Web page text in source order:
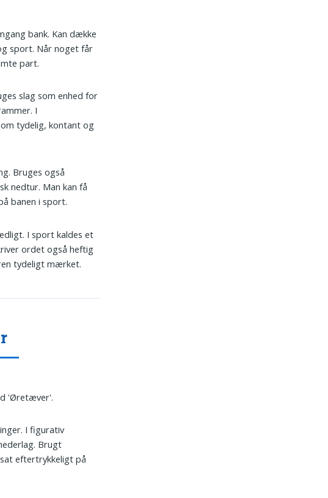
bank. Kan dække
sport. Når noget får
part.
slag som enhed for
I
tydelig, kontant og
Bruges også
nedtur. Man kan få
banen i sport.
I sport kaldes et
ordet også heftig
tydeligt mærket.
'Øretæver'.
I figurativ
Brugt
eftertrykkeligt på